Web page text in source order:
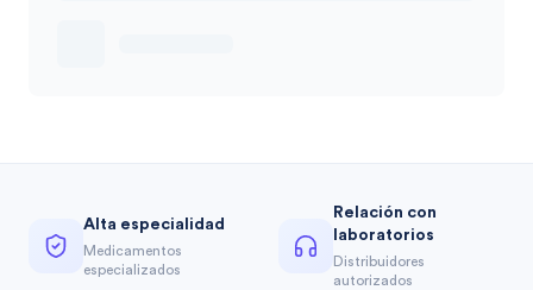
Alta especialidad
Medicamentos
especializados
Relación con
laboratorios
Distribuidores
autorizados